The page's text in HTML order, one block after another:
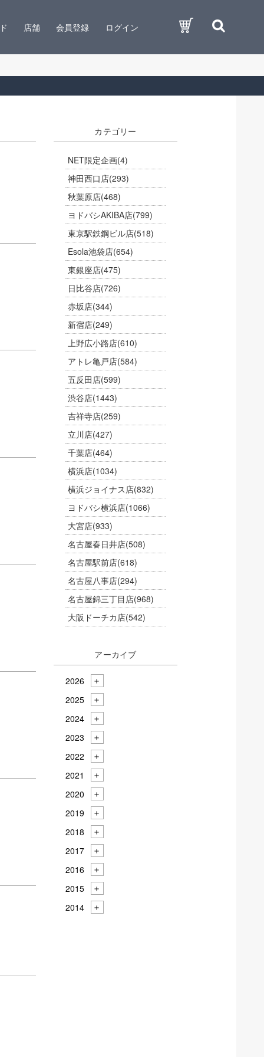
店舗 会員登録 ログイン
カテゴリー
NET限定企画(4)
神田西口店(293)
秋葉原店(468)
ヨドバシAKIBA店(799)
東京駅鉄鋼ビル店(518)
Esola池袋店(654)
東銀座店(475)
日比谷店(726)
赤坂店(344)
新宿店(249)
上野広小路店(610)
アトレ亀戸店(584)
五反田店(599)
渋谷店(1443)
吉祥寺店(259)
立川店(427)
千葉店(464)
横浜店(1034)
横浜ジョイナス店(832)
ヨドバシ横浜店(1066)
大宮店(933)
名古屋春日井店(508)
名古屋駅前店(618)
名古屋八事店(294)
名古屋錦三丁目店(968)
大阪ドーチカ店(542)
アーカイブ
2026
2025
2024
2023
2022
2021
2020
2019
2018
2017
2016
2015
2014